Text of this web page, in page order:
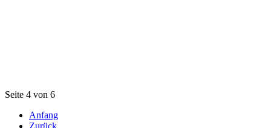
Seite 4 von 6
Anfang
Zurück